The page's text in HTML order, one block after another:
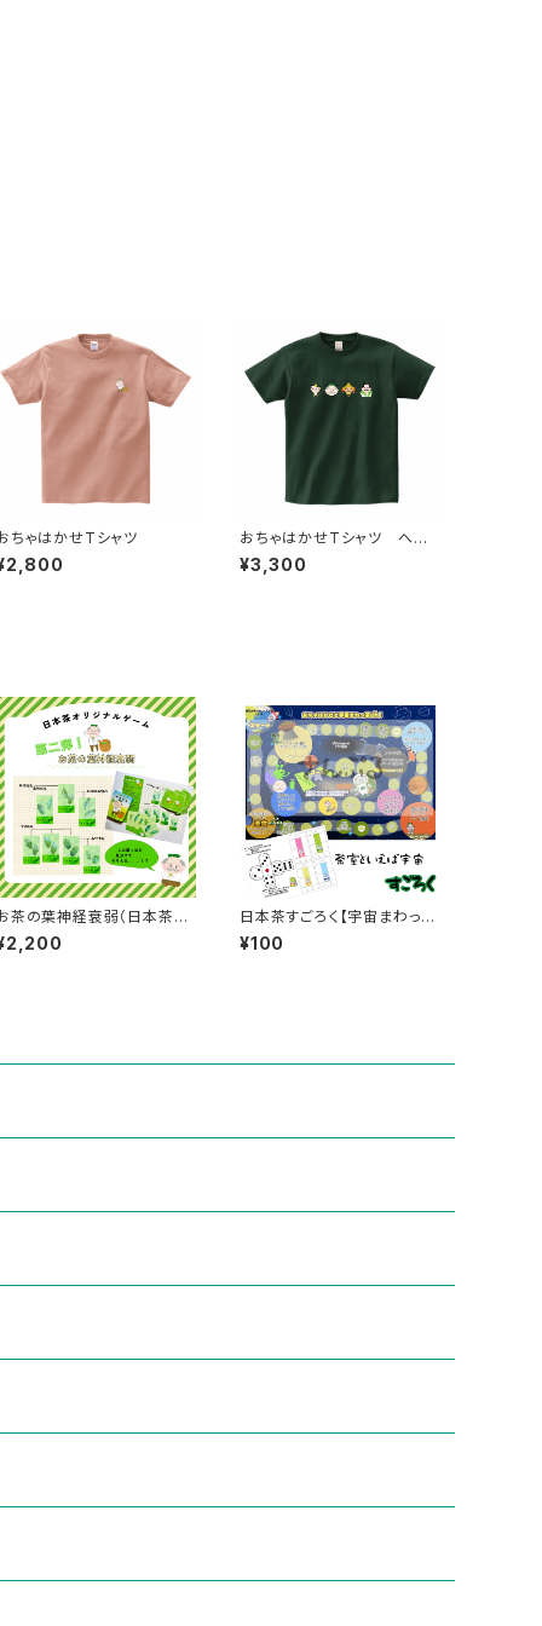
ちゃはかせTシャツ
おちゃはかせTシャツ へん
げフォレストグリーン
¥3,300
茶の葉神経衰弱（日本茶の
種）
日本茶すごろく【宇宙まわっ茶
oh!】
¥100